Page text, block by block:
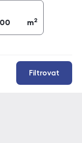
m2
Filtrovat